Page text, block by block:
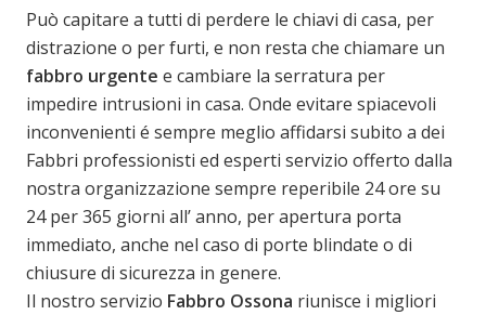
Può capitare a tutti di perdere le chiavi di casa, per
distrazione o per furti, e non resta che chiamare un
fabbro urgente e cambiare la serratura per
impedire intrusioni in casa. Onde evitare spiacevoli
inconvenienti é sempre meglio affidarsi subito a dei
Fabbri professionisti ed esperti servizio offerto dalla
nostra organizzazione sempre reperibile 24 ore su
24 per 365 giorni all’ anno, per apertura porta
immediato, anche nel caso di porte blindate o di
chiusure di sicurezza in genere.
Il nostro servizio Fabbro Ossona riunisce i migliori